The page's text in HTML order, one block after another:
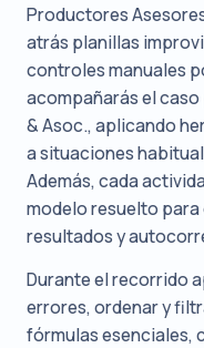
Productores
atrás planillas
controles manuales
acompañarás el
& Asoc., aplicando
a situaciones
Además, cada
modelo resuelto
resultados y
Durante el recorrido
errores, ordenar y
fórmulas esenciales,